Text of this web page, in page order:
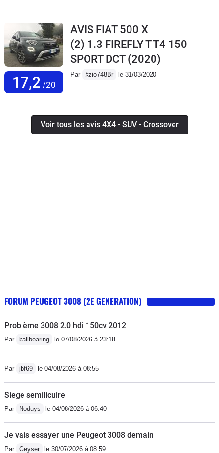
17,2 /20
AVIS FIAT 500 X
(2) 1.3 FIREFLY T T4 150
SPORT DCT(2020)
Par §zio748Br le 31/03/2020
Voir tous les avis 4X4 - SUV - Crossover
FORUM PEUGEOT 3008 (2E GENERATION)
Problème 3008 2.0 hdi 150cv 2012
Par ballbearing le 07/08/2026 à 23:18
Par jbf69 le 04/08/2026 à 08:55
Siege semilicuire
Par Noduys le 04/08/2026 à 06:40
Je vais essayer une Peugeot 3008 demain
Par Geyser le 30/07/2026 à 08:59